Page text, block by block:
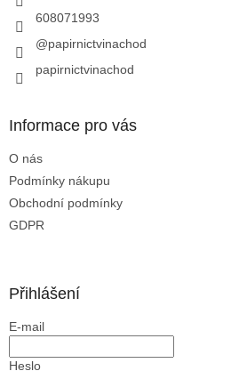
608071993
@papirnictvinachod
papirnictvinachod
Informace pro vás
O nás
Podmínky nákupu
Obchodní podmínky
GDPR
Přihlášení
E-mail
Heslo